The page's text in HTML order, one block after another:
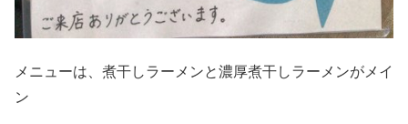
メニューは、煮干しラーメンと濃厚煮干しラーメンがメイ
ン